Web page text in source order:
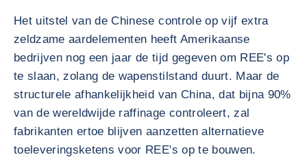
Het uitstel van de Chinese controle op vijf extra
zeldzame aardelementen heeft Amerikaanse
bedrijven nog een jaar de tijd gegeven om REE's op
te slaan, zolang de wapenstilstand duurt. Maar de
structurele afhankelijkheid van China, dat bijna 90%
van de wereldwijde raffinage controleert, zal
fabrikanten ertoe blijven aanzetten alternatieve
toeleveringsketens voor REE's op te bouwen.